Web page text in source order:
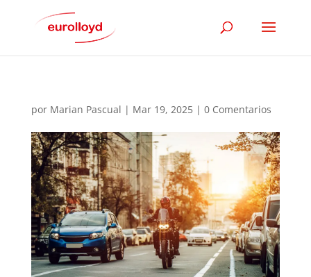
por Marian Pascual | Mar 19, 2025| 0 Comentarios